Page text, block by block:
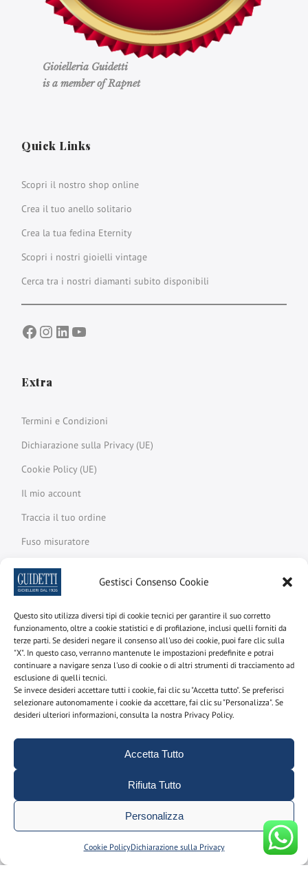
Gestisci Consenso Cookie
Questo sito utilizza diversi tipi di cookie tecnici per garantire il suo corretto
funzionamento, oltre a cookie statistici e di profilazione, inclusi quelli forniti da
terze parti. Se desideri negare il consenso all'uso dei cookie, puoi fare clic sulla
"X". In questo caso, verranno mantenute le impostazioni predefinite e potrai
continuare a navigare senza l'uso di cookie o di altri strumenti di tracciamento ad
esclusione di quelli tecnici.
Se invece desideri accettare tutti i cookie, fai clic su "Accetta tutto". Se preferisci
selezionare autonomamente i cookie da accettare, fai clic su "Personalizza". Se
desideri ulteriori informazioni, consulta la nostra Privacy Policy.
Accetta Tutto
Rifiuta Tutto
Personalizza
Cookie PolicyDichiarazione sulla Privacy
Gioielleria Guidetti
is a member of Rapnet
Quick Links
Scopri il nostro shop online
Crea il tuo anello solitario
Crea la tua fedina Eternity
Scopri i nostri gioielli vintage
Cerca tra i nostri diamanti subito disponibili
Facebook
Instagram
LinkedIn
YouTube
Extra
Termini e Condizioni
Dichiarazione sulla Privacy (UE)
Cookie Policy (UE)
Il mio account
Traccia il tuo ordine
Fuso misuratore
Glossario
Newsletter
Iscriviti alla newsletter per scoprire le nostre promozioni e
novità
Nome e cognome
Utilizzando questo modulo acconsenti alla
memorizzazione e alla gestione dei tuoi dati personali sul